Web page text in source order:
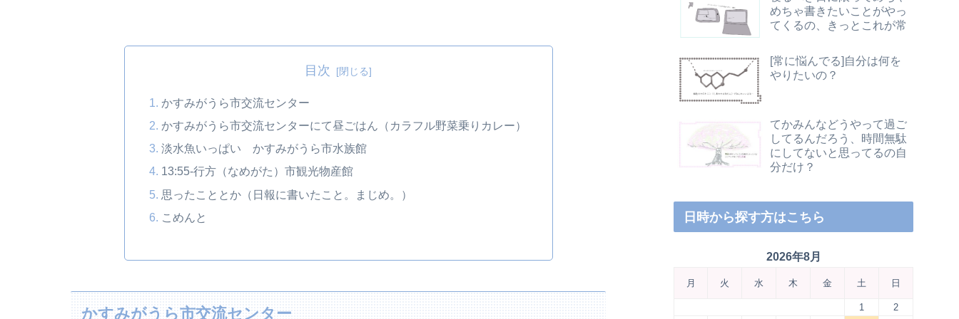
目次
かすみがうら市交流センター
かすみがうら市交流センターにて昼ごはん（カラフル野菜乗りカレー）
淡水魚いっぱい かすみがうら市水族館
13:55-行方（なめがた）市観光物産館
思ったこととか（日報に書いたこと。まじめ。）
こめんと
かすみがうら市交流センター
めちゃ書きたいことがやっ
てくるの、きっとこれが常
[常に悩んでる]自分は何を
やりたいの？
てかみんなどうやって過ご
してるんだろう、時間無駄
にしてないと思ってるの自
分だけ？
日時から探す方はこちら
2026年8月
月 火 水 木 金 土 日
1
2